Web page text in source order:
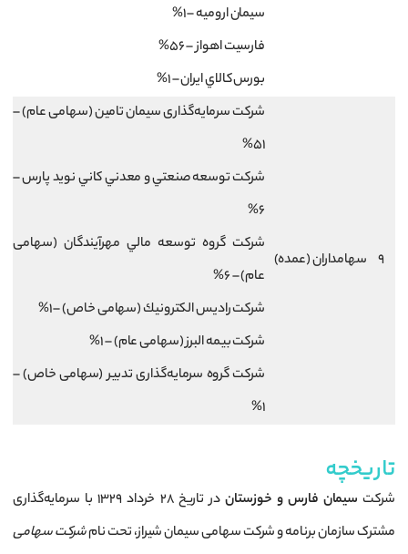
سيمان اروميه – 1%
فارسيت اهواز – 56%
بورس كالاي ايران – 1%
9 سهامداران (عمده)
شركت سرمايه‌گذاری سيمان تامين (سهامی عام) –
51%
شركت توسعه صنعتي و معدني كاني نويد پارس –
6%
شركت گروه توسعه مالي مهرآيندگان (سهامی
عام) – 6%
شركت راديس الكترونيك (سهامی خاص) – 1%
شركت بيمه البرز (سهامی عام) – 1%
شركت گروه سرمايه‌گذاری تدبير (سهامی خاص) –
1%
تاریخچه
شرکت سیمان فارس و خوزستان
در تاریخ ۲۸ خرداد ۱۳۲۹ با سرمایه‌گذاری
مشترک سازمان برنامه و شرکت سهامی سیمان شیراز، تحت نامشرکت سهامی